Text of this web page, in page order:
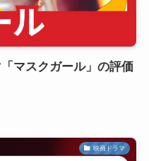
マスクガール」の評価
映画ドラマ